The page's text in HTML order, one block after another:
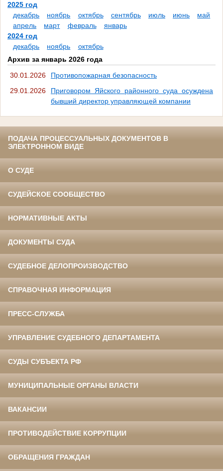
2025 год
декабрь
ноябрь октябрь сентябрь июль июнь
май
апрель
март февраль
январь
2024 год
декабрь
ноябрь
октябрь
Архив за январь 2026 года
30.01.2026
Противопожарная безопасность
29.01.2026
Приговором Яйского районного суда осуждена
бывший директор управляющей компании
ПОДАЧА ПРОЦЕССУАЛЬНЫХ ДОКУМЕНТОВ В
ЭЛЕКТРОННОМ ВИДЕ
О СУДЕ
СУДЕЙСКОЕ СООБЩЕСТВО
НОРМАТИВНЫЕ АКТЫ
ДОКУМЕНТЫ СУДА
СУДЕБНОЕ ДЕЛОПРОИЗВОДСТВО
СПРАВОЧНАЯ ИНФОРМАЦИЯ
ПРЕСС-СЛУЖБА
УПРАВЛЕНИЕ СУДЕБНОГО ДЕПАРТАМЕНТА
СУДЫ СУБЪЕКТА РФ
МУНИЦИПАЛЬНЫЕ ОРГАНЫ ВЛАСТИ
ВАКАНСИИ
ПРОТИВОДЕЙСТВИЕ КОРРУПЦИИ
ОБРАЩЕНИЯ ГРАЖДАН